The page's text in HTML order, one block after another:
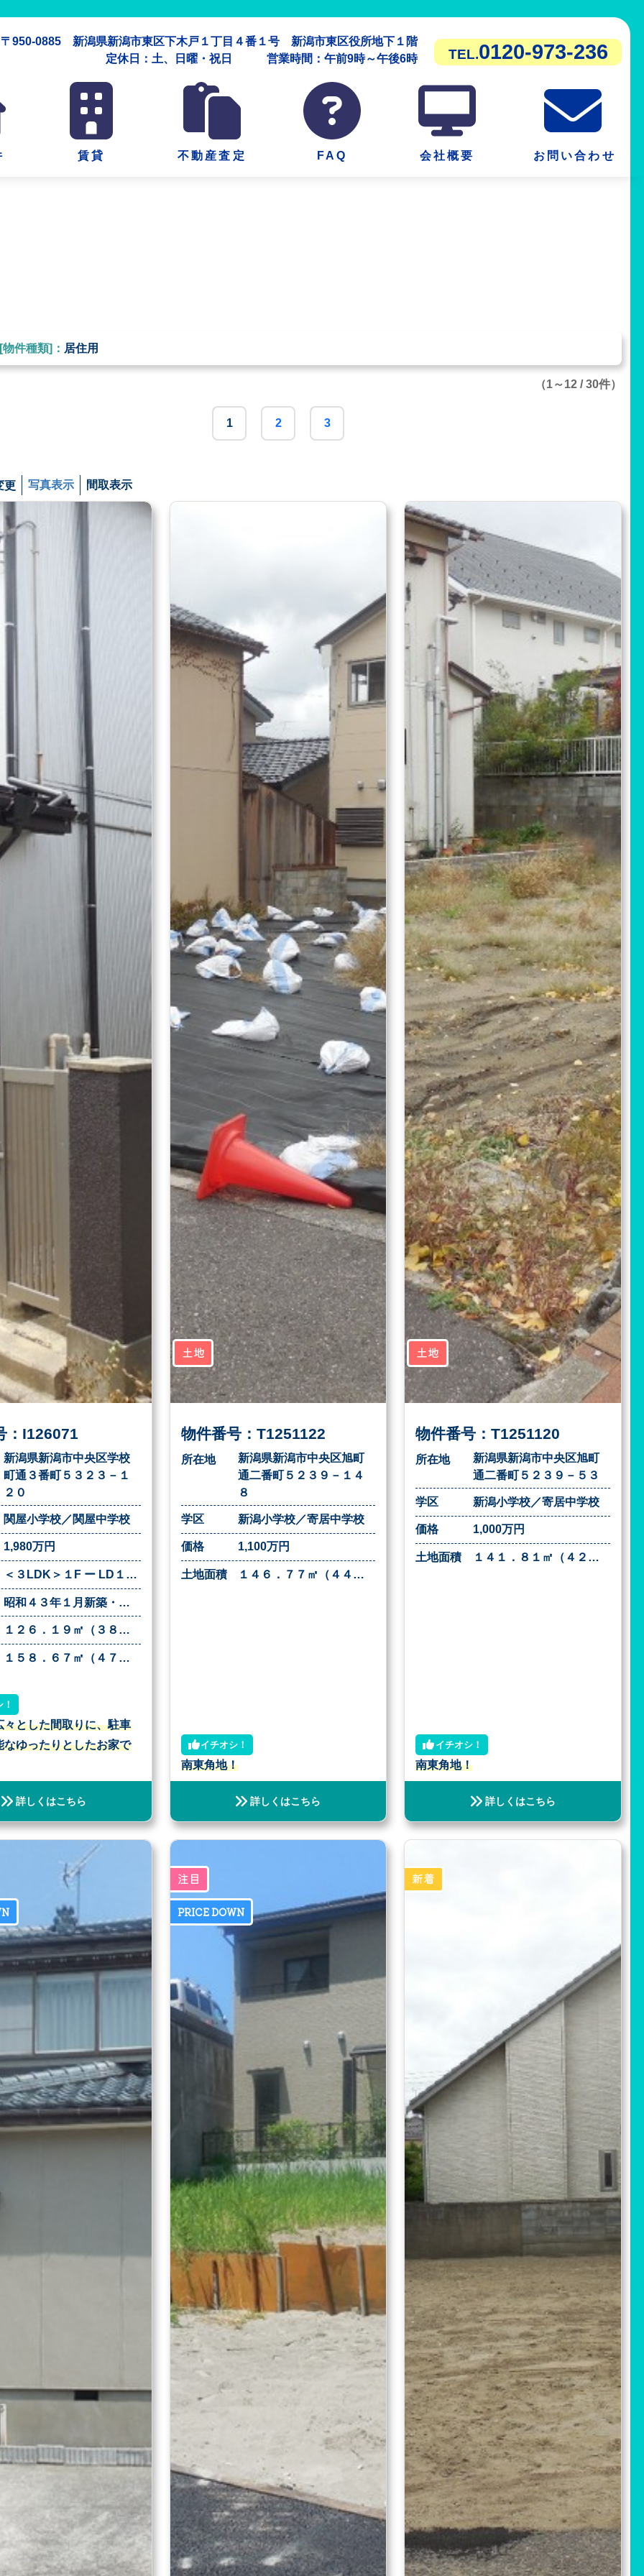
〒950-0885 新潟県新潟市東区下木戸１丁目４番１号 新潟市東区役所地下１階
定休日：土、日曜・祝日 営業時間：午前9時～午後6時
TEL.0120-973-236
賃貸 不動産査定 FAQ 会社概要 お問い合わせ
[物件種類]： 居住用
（1～12 / 30件）
1 2 3
更 写真表示 間取表示
：I126071
新潟県新潟市中央区学校
町通３番町５３２３－１
２０
関屋小学校／関屋中学校
1,980万円
＜３LDK＞１F ー LD１２．３帖・K６帖・洋室８．５帖・トイレ・洗面所・浴室２F ー 洋室１７．３帖・洋室８．５帖・WIC２．５帖
昭和４３年１月新築・他、増築等
１２６．１９㎡（３８．１７坪）
１５８．６７㎡（４７．９９坪）
々とした間取りに、駐車
なゆったりとしたお家で
詳しくはこちら
土地
物件番号：T1251122
所在地
新潟県新潟市中央区旭町
通二番町５２３９－１４
８
学区 新潟小学校／寄居中学校
価格 1,100万円
土地面積 １４６．７７㎡（４４．３９坪）
イチオシ！
南東角地！
詳しくはこちら
土地
物件番号：T1251120
所在地
新潟県新潟市中央区旭町
通二番町５２３９－５３
学区 新潟小学校／寄居中学校
価格 1,000万円
土地面積 １４１．８１㎡（４２．８９坪）
イチオシ！
南東角地！
詳しくはこちら